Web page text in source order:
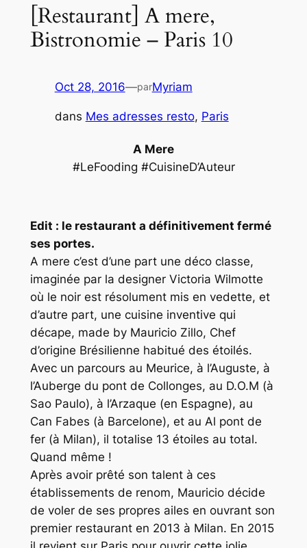
[Restaurant] A mere,
Bistronomie – Paris 10
Oct 28, 2016—parMyriam
dans Mes adresses resto, Paris
A Mere
#LeFooding #CuisineD’Auteur
Edit : le restaurant a définitivement fermé
ses portes.
A mere c’est d’une part une déco classe,
imaginée par la designer Victoria Wilmotte
où le noir est résolument mis en vedette, et
d’autre part, une cuisine inventive qui
décape, made by Mauricio Zillo, Chef
d’origine Brésilienne habitué des étoilés.
Avec un parcours au Meurice, à l’Auguste, à
l’Auberge du pont de Collonges, au D.O.M (à
Sao Paulo), à l’Arzaque (en Espagne), au
Can Fabes (à Barcelone), et au Al pont de
fer (à Milan), il totalise 13 étoiles au total.
Quand même !
Après avoir prêté son talent à ces
établissements de renom, Mauricio décide
de voler de ses propres ailes en ouvrant son
premier restaurant en 2013 à Milan. En 2015